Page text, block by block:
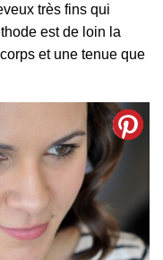
très fins qui
est de loin la
et une tenue que